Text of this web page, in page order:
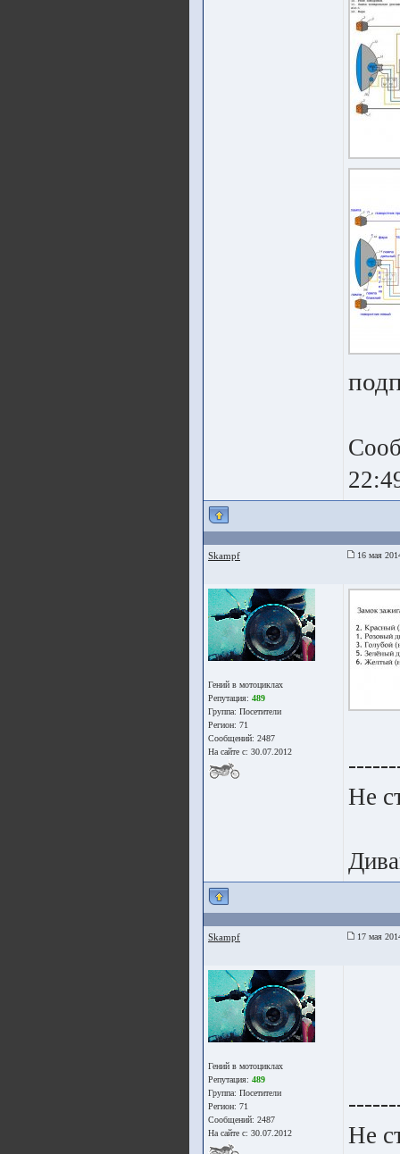
Skampf 16 мая
Гений в мотоциклах
Репутация: 489
Группа: Посетители
Регион: 71
Сообщений: 2487
На сайте с: 30.07.2012
Не
Skampf 17 мая
Гений в мотоциклах
Репутация: 489
Группа: Посетители
Регион: 71
Сообщений: 2487
На сайте с: 30.07.2012
Не